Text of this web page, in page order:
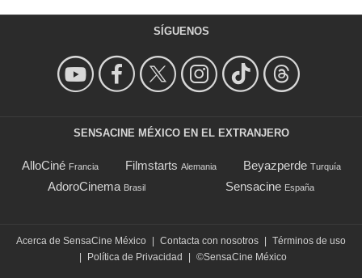
SÍGUENOS
SENSACINE MÉXICO EN EL EXTRANJERO
AlloCiné Francia Filmstarts Alemania Beyazperde Turquía
AdoroCinema Brasil Sensacine España
Acerca de SensaCine México Contacta con nosotros
Términos de uso
Política de Privacidad ©SensaCine México